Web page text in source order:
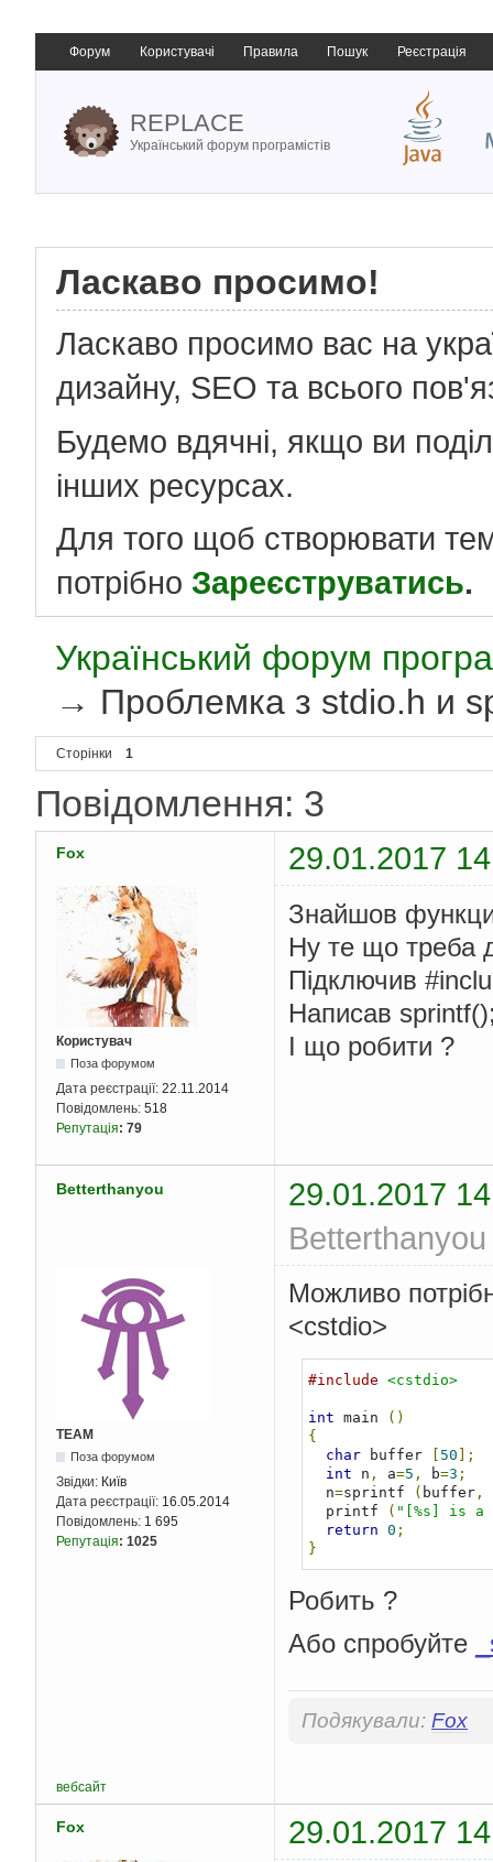
Форум Користувачі Правила Пошук Реєстрація
REPLACE
Український форум програмістів
Ласкаво просимо!
Ласкаво просимо вас на
дизайну, SEO та всього
Будемо вдячні, якщо ви
інших ресурсах.
Для того щоб створювати
потрібно Зареєструватись.
Український форум
→ Проблемка з stdio.h и
Сторінки 1
Повідомлення: 3
Fox 29.01.2017
Користувач
Поза форумом
Дата реєстрації: 22.11.2014
Повідомлень: 518
Репутація: 79
Знайшов
Ну те що треба
Пiдключив
Написав
I що робити ?
Betterthanyou
29.01.2017
TEAM
Поза форумом
Звідки: Київ
Дата реєстрації: 16.05.2014
Повідомлень: 1 695
Репутація: 1025
Можливо
<cstdio>
#include <cstdio>
int main
()
{
char buffer [ 50 ];
int n , a=5 , b=3 ;
  n
=sprintf ( buffer,
  printf
( "[%s] is a
return 0 ;
}
Робить ?
Або спробуйте
Подякували: Fox
вебсайт
Fox 29.01.2017